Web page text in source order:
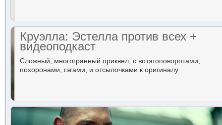
Круэлла: Эстелла против всех +
видеоподкаст
Сложный, многогранный приквел, с вотэтоповоротами,
похоронами, гэгами, и отсылочками к оригиналу